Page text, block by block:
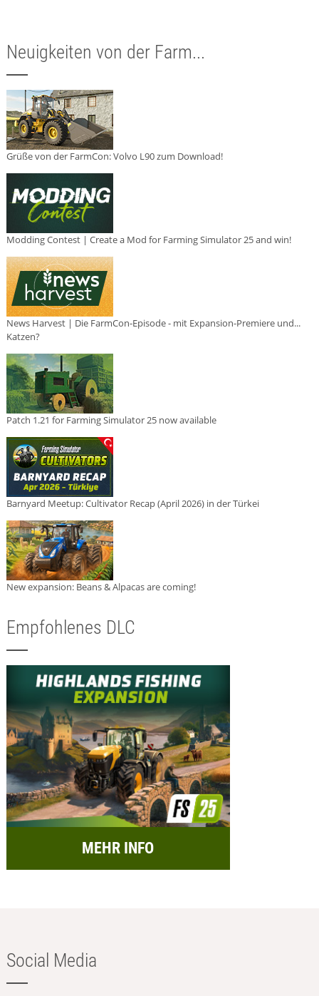
Neuigkeiten von der Farm...
Grüße von der FarmCon: Volvo L90 zum Download!
Modding Contest | Create a Mod for Farming Simulator 25 and win!
News Harvest | Die FarmCon-Episode - mit Expansion-Premiere und...
Katzen?
Patch 1.21 for Farming Simulator 25 now available
Barnyard Meetup: Cultivator Recap (April 2026) in der Türkei
New expansion: Beans & Alpacas are coming!
Empfohlenes DLC
MEHR INFO
Social Media